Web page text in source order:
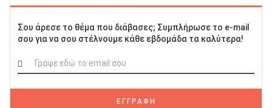
Σου άρεσε το θέμα που διάβασες; Συμπλήρωσε το e-mail
σου για να σου στέλνουμε κάθε εβδομάδα τα καλύτερα!
ΕΓΓΡΑΦΗ